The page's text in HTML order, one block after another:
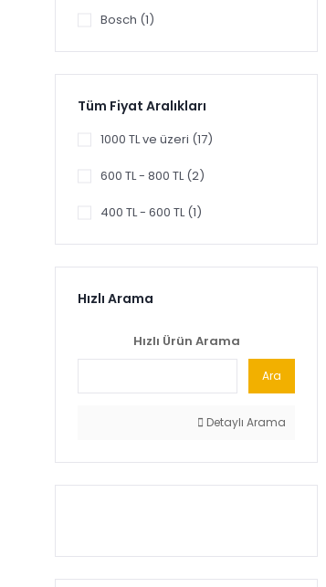
Bosch (1)
Tüm Fiyat Aralıkları
1000 TL ve üzeri (17)
600 TL - 800 TL (2)
400 TL - 600 TL (1)
Hızlı Arama
Hızlı Ürün Arama
Ara
Detaylı Arama